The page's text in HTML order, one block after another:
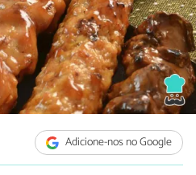
Adicione-nos no Google